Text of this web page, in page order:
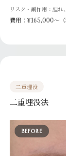
リスク・副作用：腫
費用：¥165,000〜（
二重埋没
二重埋没法
BEFORE